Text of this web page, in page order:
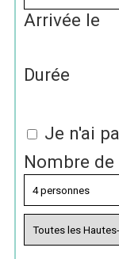
Arrivée le
Durée
Je n'ai
Nombre de